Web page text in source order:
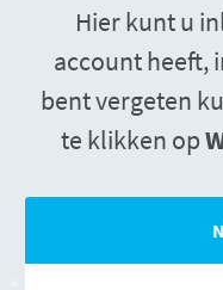
Hier kunt u
account heeft,
bent vergeten
te klikken op